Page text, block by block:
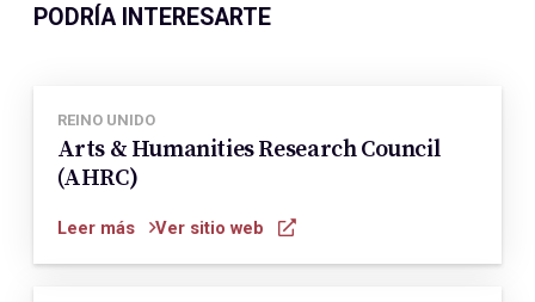
PODRÍA INTERESARTE
REINO UNIDO
Arts & Humanities Research Council
(AHRC)
Leer más Ver sitio web